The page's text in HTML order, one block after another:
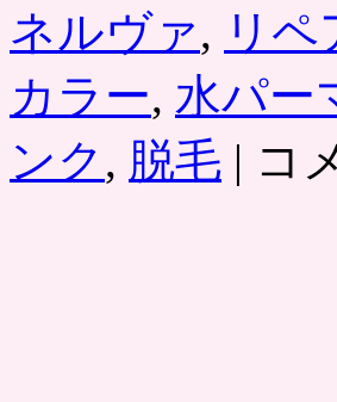
ネルヴァ, リペ
カラー, 水パー
ンク , 脱毛 | コ